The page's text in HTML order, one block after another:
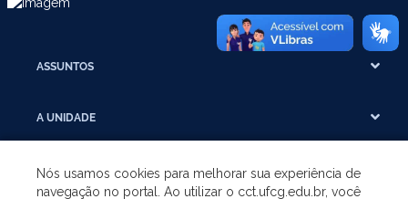
ASSUNTOS
A UNIDADE
GRADUAÇÃO
Nós usamos cookies para melhorar sua experiência de
navegação no portal. Ao utilizar o cct.ufcg.edu.br, você